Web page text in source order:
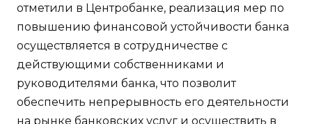
отметили в Центробанке, реализация мер по
повышению финансовой устойчивости банка
осуществляется в сотрудничестве с
действующими собственниками и
руководителями банка, что позволит
обеспечить непрерывность его деятельности
на рынке банковских услуг и осуществить в